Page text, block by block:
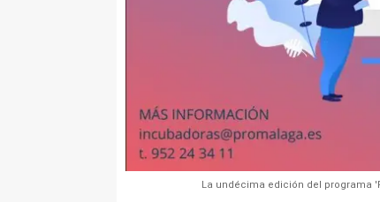
La undécima edición del programa